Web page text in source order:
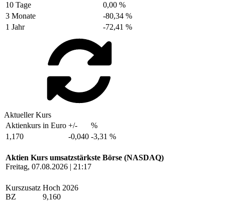
10 Tage
0,00 %
3 Monate
-80,34 %
1 Jahr
-72,41 %
Aktueller Kurs
Aktienkurs in Euro +/-
%
1,170
-0,040 -3,31 %
Aktien Kurs umsatzstärkste Börse (NASDAQ)
Freitag, 07.08.2026 | 21:17
Kurszusatz
BZ
Hoch 2026
9,160